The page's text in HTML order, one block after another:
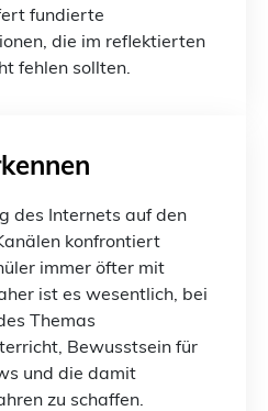
fundierte
die im reflektierten
fehlen sollten.
des Internets auf den
konfrontiert
immer öfter mit
ist es wesentlich, bei
Themas
Bewusstsein für
und die damit
zu schaffen.